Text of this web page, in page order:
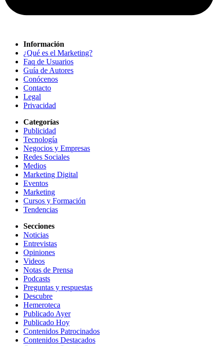
Información
¿Qué es el Marketing?
Faq de Usuarios
Guía de Autores
Conócenos
Contacto
Legal
Privacidad
Categorías
Publicidad
Tecnología
Negocios y Empresas
Redes Sociales
Medios
Marketing Digital
Eventos
Marketing
Cursos y Formación
Tendencias
Secciones
Noticias
Entrevistas
Opiniones
Videos
Notas de Prensa
Podcasts
Preguntas y respuestas
Descubre
Hemeroteca
Publicado Ayer
Publicado Hoy
Contenidos Patrocinados
Contenidos Destacados